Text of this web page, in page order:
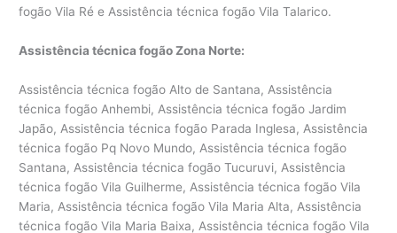
fogão Vila Ré e Assistência técnica fogão Vila Talarico.
Assistência técnica fogão Zona Norte:
Assistência técnica fogão Alto de Santana, Assistência
técnica fogão Anhembi, Assistência técnica fogão Jardim
Japão, Assistência técnica fogão Parada Inglesa, Assistência
técnica fogão Pq Novo Mundo, Assistência técnica fogão
Santana, Assistência técnica fogão Tucuruvi, Assistência
técnica fogão Vila Guilherme, Assistência técnica fogão Vila
Maria, Assistência técnica fogão Vila Maria Alta, Assistência
técnica fogão Vila Maria Baixa, Assistência técnica fogão Vila